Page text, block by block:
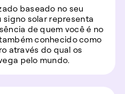
baseado no seu
signo solar representa
de quem você é no
conhecido como
através do qual os
pelo mundo.